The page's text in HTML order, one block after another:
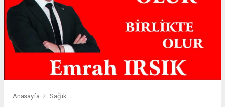
Anasayfa Sağlık